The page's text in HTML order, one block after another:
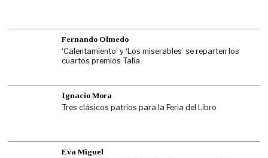
Fernando Olmedo
‘Calentamiento’ y ‘Los miserables’ se reparten los
cuartos premios Talía
Ignacio Mora
Tres clásicos patrios para la Feria del Libro
Eva Miguel